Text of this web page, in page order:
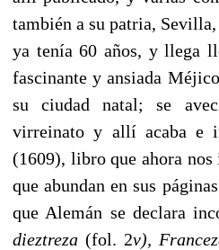
también a su patria,
ya tenía 60 años, y llega
fascinante y ansiada
su ciudad natal; se
virreinato y allí acaba e
(1609), libro que ahora
que abundan en sus
que Alemán se declara
dieztreza (fol. 2v),